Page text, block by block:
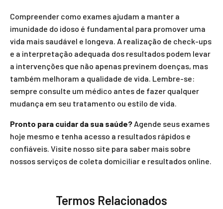
Compreender como exames ajudam a manter a
imunidade do idoso é fundamental para promover uma
vida mais saudável e longeva. A realização de check-ups
e a interpretação adequada dos resultados podem levar
a intervenções que não apenas previnem doenças, mas
também melhoram a qualidade de vida. Lembre-se:
sempre consulte um médico antes de fazer qualquer
mudança em seu tratamento ou estilo de vida.
Pronto para cuidar da sua saúde? Agende seus exames
hoje mesmo e tenha acesso a resultados rápidos e
confiáveis. Visite nosso site para saber mais sobre
nossos serviços de coleta domiciliar e resultados online.
Termos Relacionados